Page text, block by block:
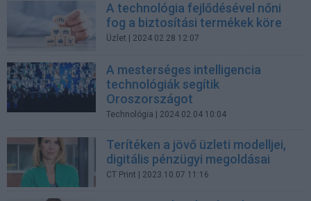
A technológia fejlődésével nőni
fog a biztosítási termékek köre
Üzlet | 2024.02.28 12:07
A mesterséges intelligencia
technológiák segítik
Oroszországot
Technológia | 2024.02.04 10:04
Terítéken a jövő üzleti modelljei,
digitális pénzügyi megoldásai
CT Print | 2023.10.07 11:16